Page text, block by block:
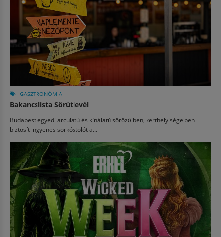
GASZTRONÓMIA
Bakancslista Sörútlevél
Budapest egyedi arculatú és kínálatú sörözőiben, kerthelyiségeiben
biztosít ingyenes sörkóstolót a...